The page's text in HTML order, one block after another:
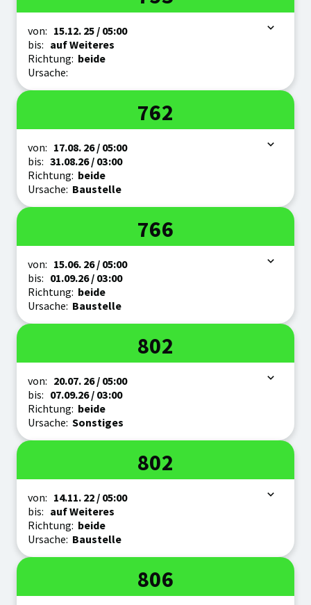
Zeitraum
von: 15.12. 25/ 05:00
bis: auf Weiteres
Richtung: beide
Ursache:
Linie
762
Zeitraum
von: 17.08. 26/ 05:00
bis: 31.08.26/ 03:00
Richtung: beide
Ursache: Baustelle
Linie
766
Zeitraum
von: 15.06. 26/ 05:00
bis: 01.09.26/ 03:00
Richtung: beide
Ursache: Baustelle
Linie
802
Zeitraum
von: 20.07. 26/ 05:00
bis: 07.09.26/ 03:00
Richtung: beide
Ursache: Sonstiges
Linie
802
Zeitraum
von: 14.11. 22/ 05:00
bis: auf Weiteres
Richtung: beide
Ursache: Baustelle
Linie
806